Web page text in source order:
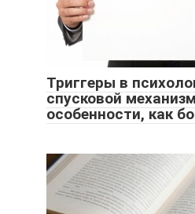
Триггеры в
спусковой
особенности, как